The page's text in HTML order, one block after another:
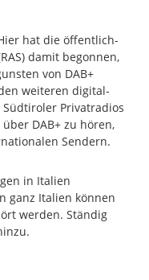
hat die öffentlich-
damit begonnen,
von DAB+
weiteren digital-
Privatradios
DAB+ zu hören,
Sendern.
in Italien
ganz Italien können
werden. Ständig